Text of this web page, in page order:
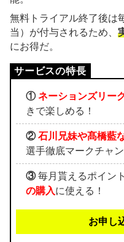
無料トライアル終了後は
当）が付与されるため、
にお得だ。
① ネーションズリー
きで楽しめる！
② 石川兄妹や髙橋藍
選手徹底マークチャン
③毎月貰えるポイント
の購入に使える！
お申し